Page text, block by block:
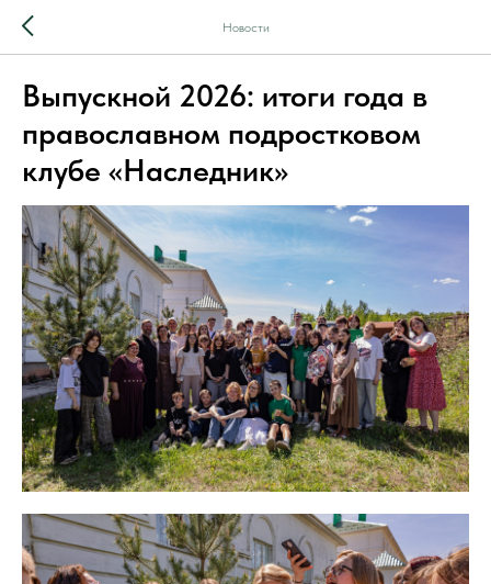
Новости
Выпускной 2026: итоги года в
православном подростковом
клубе «Наследник»